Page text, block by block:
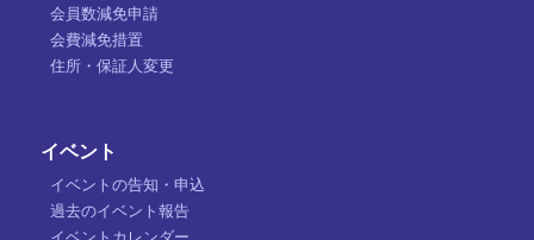
会員数減免申請
会費減免措置
住所・保証人変更
イベント
イベントの告知・申込
過去のイベント報告